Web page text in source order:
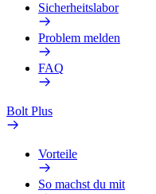
Sicherheitslabor
Problem melden
FAQ
Bolt Plus
Vorteile
So machst du mit